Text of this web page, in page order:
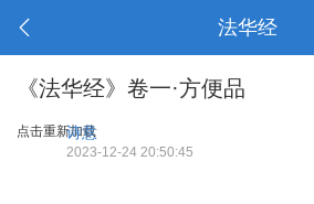
法华经
《法华经》卷一·方便品
点击重新加载
诗意
2023-12-24 20:50:45